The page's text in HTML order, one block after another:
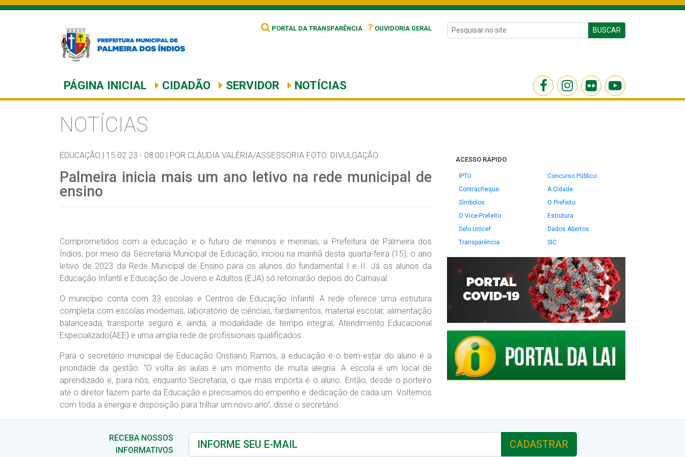
PORTAL DA TRANSPARÊNCIA ? OUVIDORIA GERAL BUSCAR
PÁGINA INICIAL CIDADÃO SERVIDOR NOTÍCIAS
NOTÍCIAS
EDUCAÇÃO | 15.02.23 - 08:00 | POR CLÁUDIA VALÉRIA/ASSESSORIA FOTO: DIVULGAÇÃO
Palmeira inicia mais um ano letivo na rede municipal de
ensino
Comprometidos com a educação e o futuro de meninos e meninas, a Prefeitura de Palmeira dos
Índios, por meio da Secretaria Municipal de Educação, iniciou na manhã desta quarta-feira (15), o ano
letivo de 2023 da Rede Municipal de Ensino para os alunos do fundamental I e II. Já os alunos da
Educação Infantil e Educação de Jovens e Adultos (EJA) só retornarão depois do Carnaval.
O município conta com 33 escolas e Centros de Educação Infantil. A rede oferece uma estrutura
completa com escolas modernas, laboratório de ciências, fardamentos, material escolar, alimentação
balanceada, transporte seguro e, ainda, a modalidade de tempo integral, Atendimento Educacional
Especializado(AEE) e uma ampla rede de profissionais qualificados.
Para o secretário municipal de Educação Cristiano Ramos, a educação e o bem-estar do aluno é a
prioridade da gestão. “O volta às aulas é um momento de muita alegria. A escola é um local de
aprendizado e, para nós, enquanto Secretaria, o que mais importa é o aluno. Então, desde o porteiro
até o diretor fazem parte da Educação e precisamos do empenho e dedicação de cada um. Voltemos
com toda a energia e disposição para trilhar um novo ano”, disse o secretário.
ACESSO RÁPIDO
IPTU
Concurso Público
Contracheque
A Cidade
Símbolos
O Prefeito
O Vice-Prefeito
Estrutura
Selo Unicef
Dados Abertos
Transparência
SIC
RECEBA NOSSOS
INFORMATIVOS
CADASTRAR